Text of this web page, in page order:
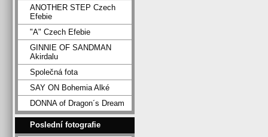
ANOTHER STEP Czech
Efebie
"A" Czech Efebie
GINNIE OF SANDMAN
Akirdalu
Společná fota
SAY ON Bohemia Alké
DONNA of Dragon´s Dream
Poslední fotografie